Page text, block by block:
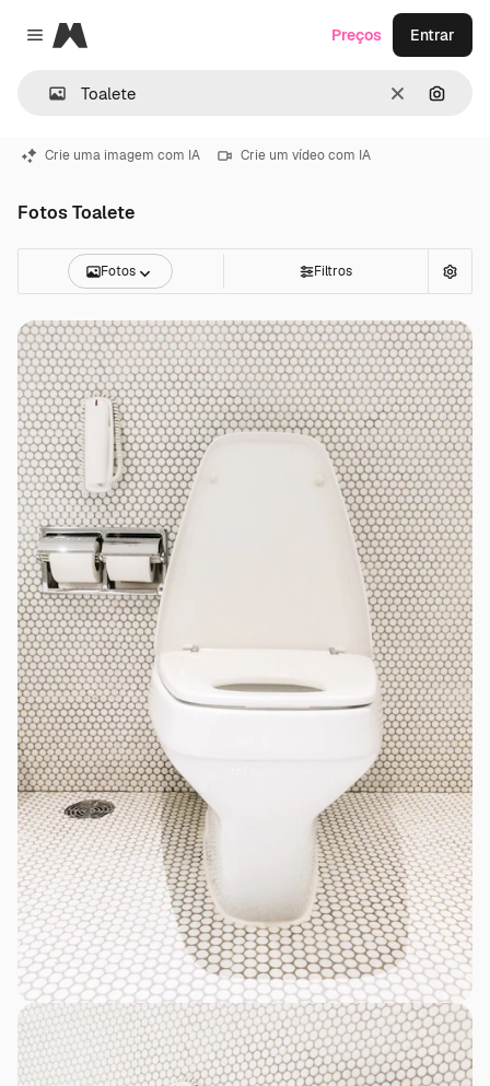
Close menu
Magnific
Limpar
Preços Entrar
Crie uma imagem com IA Crie um vídeo com IA
Fotos Toalete
Fotos Filtros